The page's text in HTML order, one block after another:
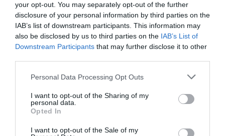
your opt-out. You may separately opt-out of the further
disclosure of your personal information by third parties on the
IAB’s list of downstream participants. This information may
also be disclosed by us to third parties on the IAB’s List of
Downstream Participants that may further disclose it to other
Personal Data Processing Opt Outs
I want to opt-out of the Sharing of my
personal data.
Opted In
I want to opt-out of the Sale of my
dentistas.
AñadirEl Farmacéuticocomo fuente preferida
de Google de forma gratuita
ACTIVAR AHORA
registro estatal de profesionales de salud